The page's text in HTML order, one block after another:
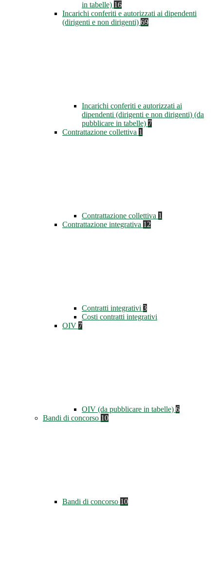
in tabelle) 16
Incarichi conferiti e autorizzati ai dipendenti
(dirigenti e non dirigenti) 69
Incarichi conferiti e autorizzati ai
dipendenti (dirigenti e non dirigenti) (da
pubblicare in tabelle) 7
Contrattazione collettiva 1
Contrattazione collettiva 1
Contrattazione integrativa 12
Contratti integrativi 3
Costi contratti integrativi
OIV 7
OIV (da pubblicare in tabelle) 6
Bandi di concorso 10
Bandi di concorso 10